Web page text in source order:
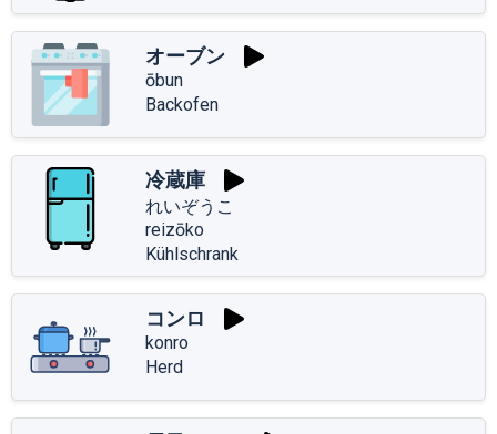
オーブン
ōbun
Backofen
冷蔵庫
れいぞうこ
reizōko
Kühlschrank
コンロ
konro
Herd